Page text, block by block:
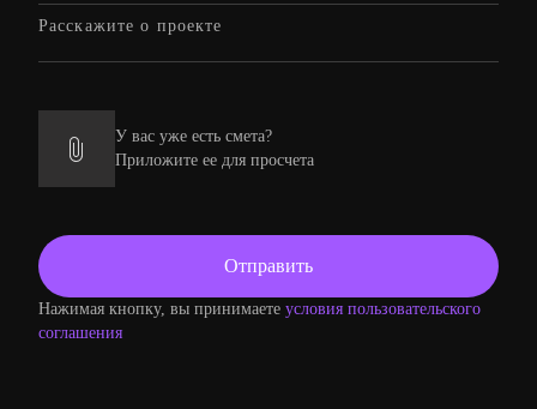
У вас уже есть смета?
Приложите ее для просчета
Нажимая кнопку, вы принимаете условия пользовательского
соглашения